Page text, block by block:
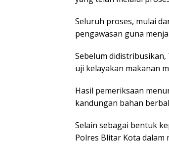
Seluruh proses, mulai
pengawasan guna
Sebelum
uji kelayakan makanan
Hasil pemeriksaan
kandungan bahan
Selain sebagai bentuk
Polres Blitar Kota